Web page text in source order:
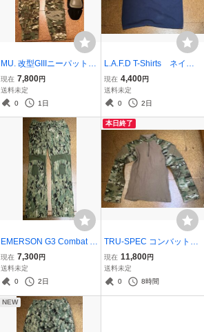
MU. 改型GIIIニーパット付
きコンバットズボン[マル
チカム] S-R 中古 米空陸
海軍 US ARMY AIRFOR
プストップ
現在 7,800円
送料未定
0
1日
L.A.F.D T-Shirts ネイビ
ー Mサイズ 半袖 中
古 Tシャツ ロサンゼル
ス 消防局 911 LAFD
現在 4,400円
送料未定
0
2日
EMERSON G3 Combat P
ANT コンバットパンツ A
OR2 膝パッドなし レプ
リカ タクティカル 30
AVY SEAL
現在 7,300円
送料未定
0
2日
本日終了
TRU-SPEC コンバットシ
ャツ 1/4ジッパー マルチ
カム / Sサイズ TRUSPEC
タクティカル リップスト
現在 11,800円
送料未定
0
8時間
NEW